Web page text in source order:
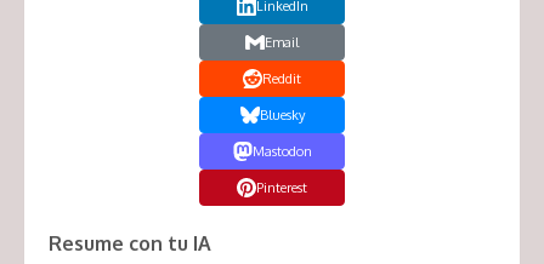
LinkedIn
Email
Reddit
Bluesky
Mastodon
Pinterest
Resume con tu IA